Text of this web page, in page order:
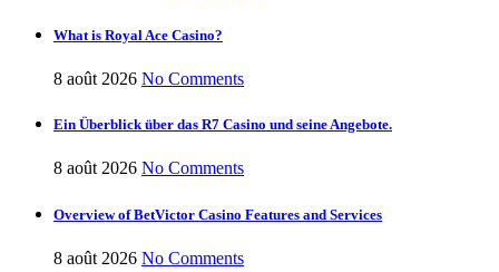
What is Royal Ace Casino?
8 août 2026 No Comments
Ein Überblick über das R7 Casino und seine Angebote.
8 août 2026 No Comments
Overview of BetVictor Casino Features and Services
8 août 2026 No Comments